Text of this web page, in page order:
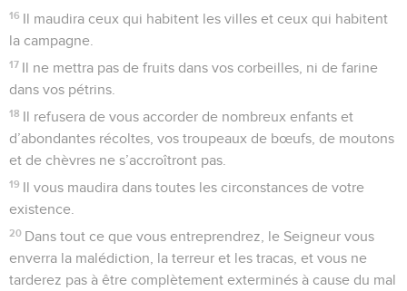
16 Il maudira ceux qui habitent les villes et ceux qui habitent
la campagne.
17 Il ne mettra pas de fruits dans vos corbeilles, ni de farine
dans vos pétrins.
18 Il refusera de vous accorder de nombreux enfants et
d’abondantes récoltes, vos troupeaux de bœufs, de moutons
et de chèvres ne s’accroîtront pas.
19 Il vous maudira dans toutes les circonstances de votre
existence.
20 Dans tout ce que vous entreprendrez, le Seigneur vous
enverra la malédiction, la terreur et les tracas, et vous ne
tarderez pas à être complètement exterminés à cause du mal